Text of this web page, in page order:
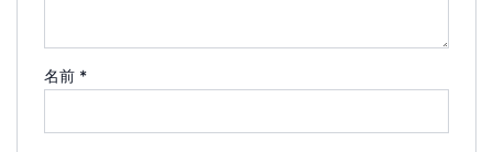
名前 *